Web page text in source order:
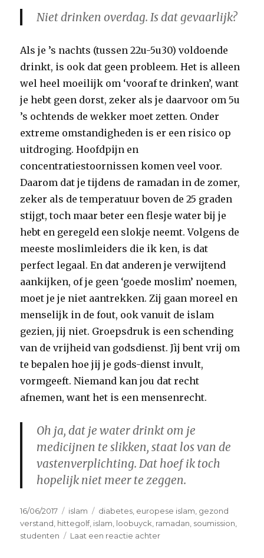
Niet drinken overdag. Is dat gevaarlijk?
Als je ’s nachts (tussen 22u-5u30) voldoende
drinkt, is ook dat geen probleem. Het is alleen
wel heel moeilijk om ‘vooraf te drinken’, want
je hebt geen dorst, zeker als je daarvoor om 5u
’s ochtends de wekker moet zetten. Onder
extreme omstandigheden is er een risico op
uitdroging. Hoofdpijn en
concentratiestoornissen komen veel voor.
Daarom dat je tijdens de ramadan in de zomer,
zeker als de temperatuur boven de 25 graden
stijgt, toch maar beter een flesje water bij je
hebt en geregeld een slokje neemt. Volgens de
meeste moslimleiders die ik ken, is dat
perfect legaal. En dat anderen je verwijtend
aankijken, of je geen ‘goede moslim’ noemen,
moet je je niet aantrekken. Zij gaan moreel en
menselijk in de fout, ook vanuit de islam
gezien, jij niet. Groepsdruk is een schending
van de vrijheid van godsdienst. Jìj bent vrij om
te bepalen hoe jij je gods-dienst invult,
vormgeeft. Niemand kan jou dat recht
afnemen, want het is een mensenrecht.
Oh ja, dat je water drinkt om je
medicijnen te slikken, staat los van de
vastenverplichting. Dat hoef ik toch
hopelijk niet meer te zeggen.
Geplaatst
op
16/06/2017 Categorieën
islam Tags
diabetes europese islam gezond
verstand hittegolf, islam loobuyck ramadan soumission
studenten
Laat een reactie achterop